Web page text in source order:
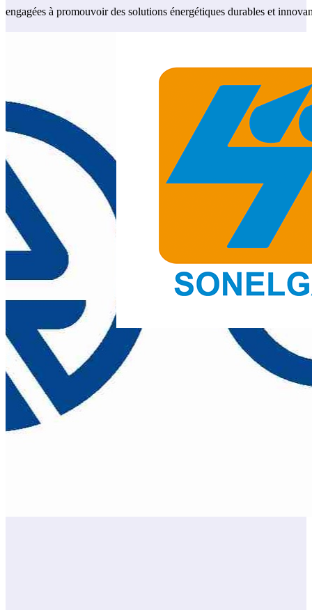
engagées à promouvoir des solutions énergétiques durables et